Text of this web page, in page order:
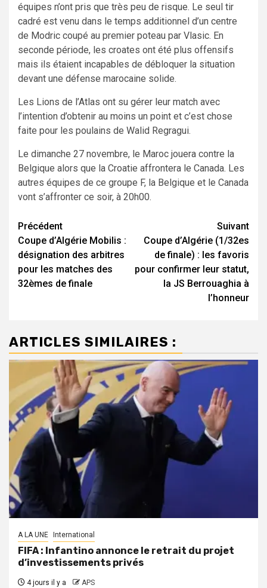
équipes n’ont pris que très peu de risque. Le seul tir
cadré est venu dans le temps additionnel d’un centre
de Modric coupé au premier poteau par Vlasic. En
seconde période, les croates ont été plus offensifs
mais ils étaient incapables de débloquer la situation
devant une défense marocaine solide.
Les Lions de l’Atlas ont su gérer leur match avec
l’intention d’obtenir au moins un point et c’est chose
faite pour les poulains de Walid Regragui.
Le dimanche 27 novembre, le Maroc jouera contre la
Belgique alors que la Croatie affrontera le Canada. Les
autres équipes de ce groupe F, la Belgique et le Canada
vont s’affronter ce soir, à 20h00.
Navigation
d’article
Précédent
Coupe d’Algérie Mobilis :
désignation des arbitres
pour les matches des
32èmes de finale
Suivant
Coupe d’Algérie (1/32es
de finale) : les favoris
pour confirmer leur statut,
la JS Berrouaghia à
l’honneur
ARTICLES SIMILAIRES :
A LA UNE International
FIFA : Infantino annonce le retrait du projet
d’investissements privés
4 jours il y a APS